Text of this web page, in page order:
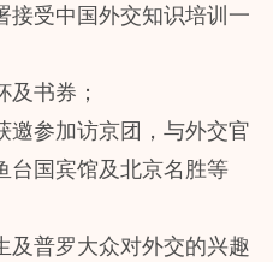
接受中国外交知识培训一
书券；
邀参加访京团，与外交官
台国宾馆及北京名胜等
及普罗大众对外交的兴趣